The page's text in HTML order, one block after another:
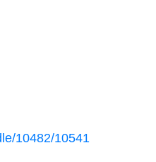
10482/10541